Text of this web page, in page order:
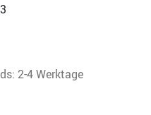
2-4 Werktage